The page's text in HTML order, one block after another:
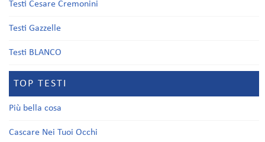
Testi Cesare Cremonini
Testi Gazzelle
Testi BLANCO
TOP TESTI
Più bella cosa
Cascare Nei Tuoi Occhi